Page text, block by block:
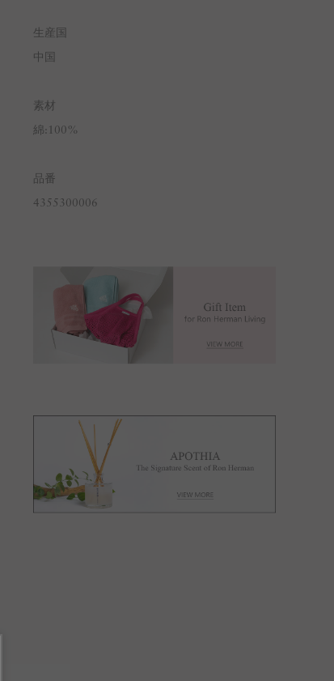
生産国
中国
素材
綿:100%
品番
4355300006